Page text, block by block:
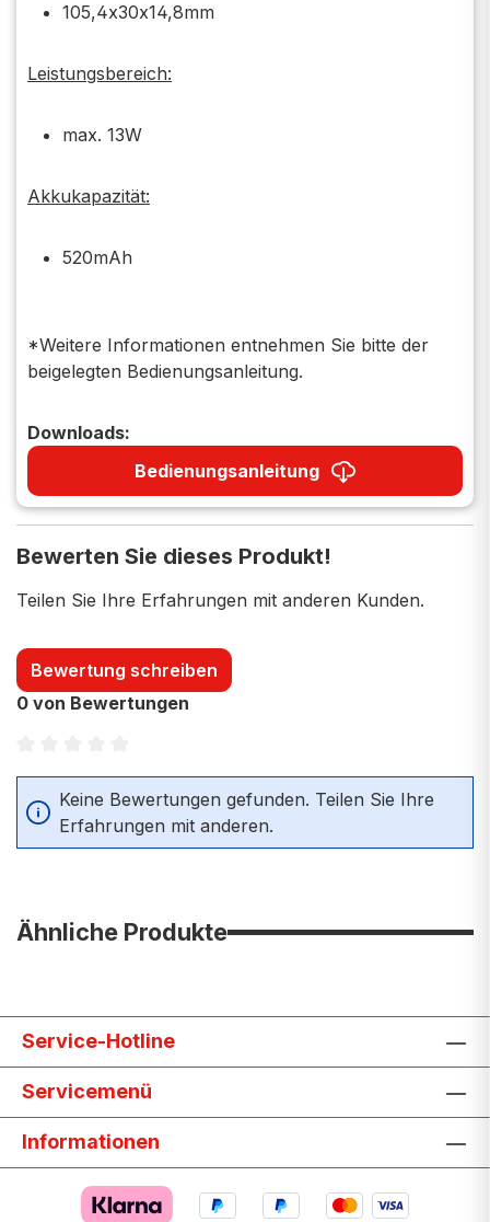
105,4x30x14,8mm
Leistungsbereich:
max. 13W
Akkukapazität:
520mAh
*Weitere Informationen entnehmen Sie bitte der
beigelegten Bedienungsanleitung.
Downloads:
Bedienungsanleitung
Bewerten Sie dieses Produkt!
Teilen Sie Ihre Erfahrungen mit anderen Kunden.
Bewertung schreiben
0 von Bewertungen
Durchschnittliche Bewertung von 0 von 5 Sternen
Keine Bewertungen gefunden. Teilen Sie Ihre
Erfahrungen mit anderen.
Ähnliche Produkte
Service-Hotline
Servicemenü
Informationen